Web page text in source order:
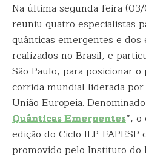
Na última segunda-feira
reuniu quatro especialistas
quânticas emergentes e dos
realizados no Brasil, e
São Paulo, para posicionar
corrida mundial liderada
União Europeia.
Quânticas Emergentes”,
edição do Ciclo ILP-FAPESP
promovido pelo Instituto do